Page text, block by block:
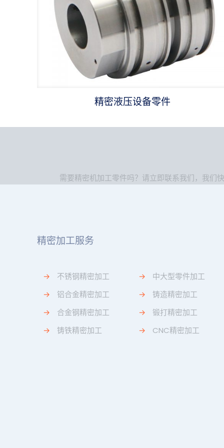
精密液压设备零件
需要精密机加工零件吗？请立即联系我们，我们
精密加工服务
→
不锈钢精密加工
→
铝合金精密加工
→
合金钢精密加工
→
铸铁精密加工
→
中大型零件加工
→
铸造精密加工
→
锻打精密加工
→
CNC精密加工